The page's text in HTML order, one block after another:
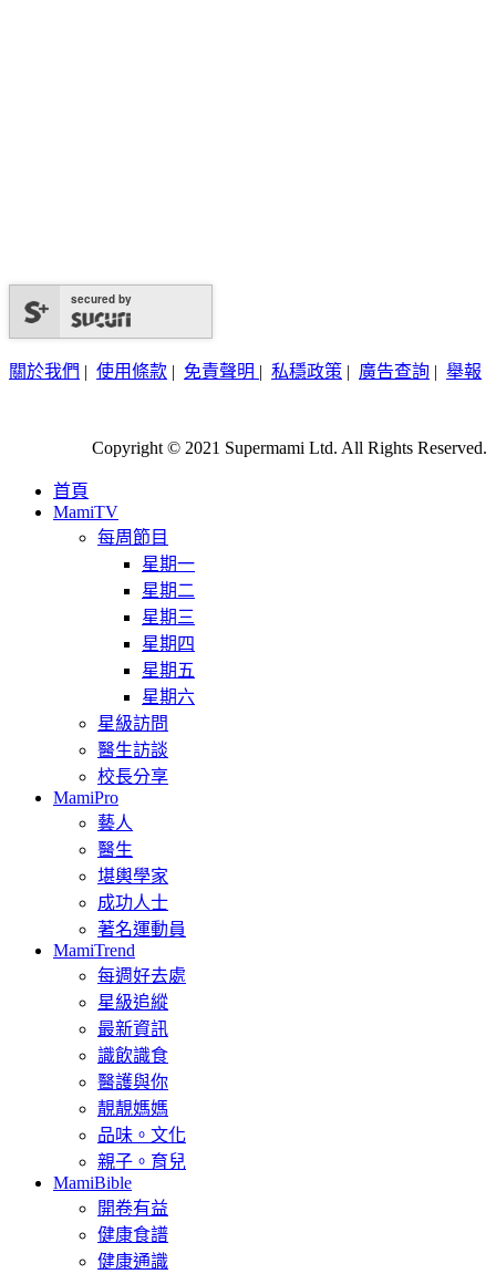
secured by
關於我們 | 使用條款 | 免責聲明 | 私穩政策 | 廣告查詢 | 舉報
Copyright © 2021 Supermami Ltd. All Rights Reserved.
首頁
MamiTV
每周節目
星期一
星期二
星期三
星期四
星期五
星期六
星級訪問
醫生訪談
校長分享
MamiPro
藝人
醫生
堪輿學家
成功人士
著名運動員
MamiTrend
每週好去處
星級追縱
最新資訊
識飲識食
醫護與你
靚靚媽媽
品味。文化
親子。育兒
MamiBible
開卷有益
健康食譜
健康通識